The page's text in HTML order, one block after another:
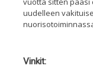
uudelleen
Vinkit: